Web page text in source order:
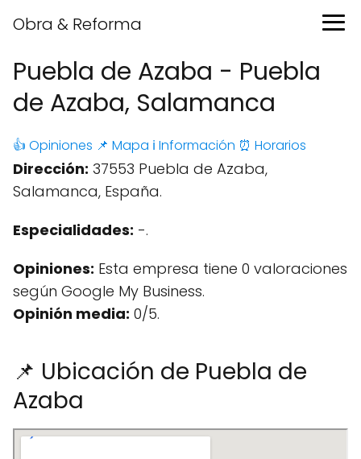
Obra & Reforma
Puebla de Azaba - Puebla
de Azaba, Salamanca
👍 Opiniones 📌 Mapa ℹ️ Información ⏰ Horarios
Dirección: 37553 Puebla de Azaba,
Salamanca, España.
Especialidades: -.
Opiniones: Esta empresa tiene 0 valoraciones
según Google My Business.
Opinión media: 0/5.
📌 Ubicación de Puebla de
Azaba